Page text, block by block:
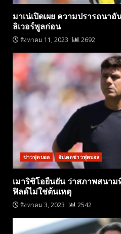
มาเน่เปิดเผย ความปรารถนา
ลิเวอร์พูลก่อน
สิงหาคม 11, 2023 2692
ข่าวฟุตบอล อัปเดตข่าวฟุตบอล
เมาริซิโอยืนยัน ว่าสภาพสนา
ฟิลด์ไม่ใช่ต้นเหตุ
สิงหาคม 3, 2023 2542